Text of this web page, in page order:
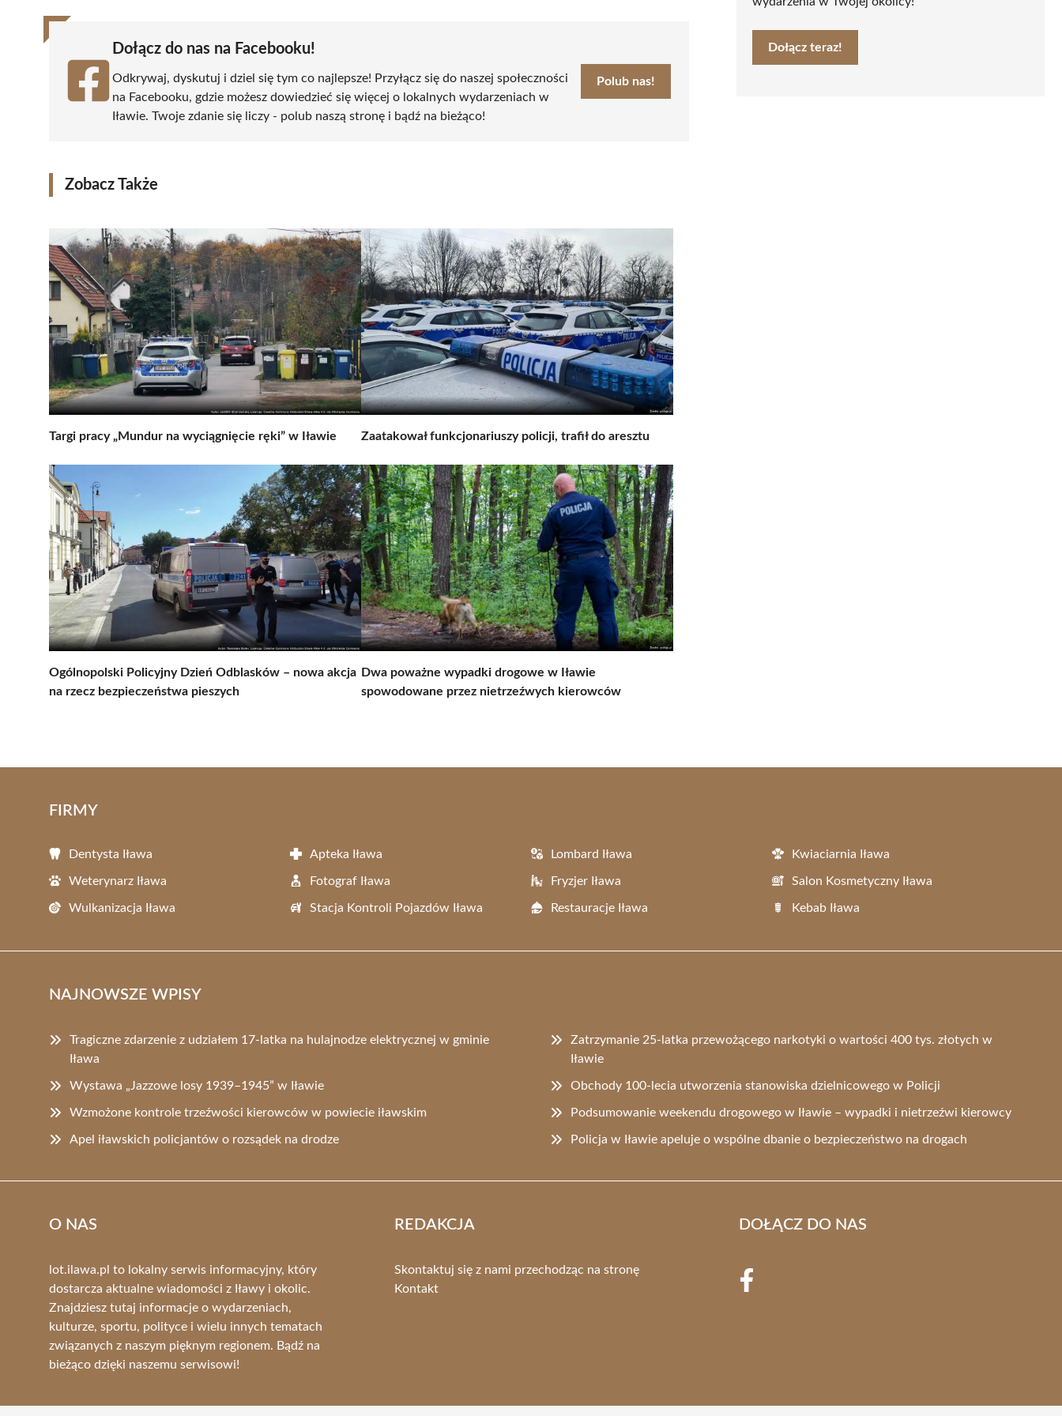
Dołącz do nas na Facebooku!
Odkrywaj, dyskutuj i dziel się tym co najlepsze! Przyłącz się do naszej społeczności
na Facebooku, gdzie możesz dowiedzieć się więcej o lokalnych wydarzeniach w
Iławie. Twoje zdanie się liczy - polub naszą stronę i bądź na bieżąco!
Polub nas!
Zobacz Także
Targi pracy „Mundur na wyciągnięcie ręki” w Iławie Zaatakował funkcjonariuszy policji, trafił do aresztu
Ogólnopolski Policyjny Dzień Odblasków – nowa akcja
na rzecz bezpieczeństwa pieszych
Dwa poważne wypadki drogowe w Iławie
spowodowane przez nietrzeźwych kierowców
Dołącz teraz!
FIRMY
Dentysta Iława Apteka Iława Lombard Iława Kwiaciarnia Iława
Weterynarz Iława Fotograf Iława Fryzjer Iława Salon Kosmetyczny Iława
Wulkanizacja Iława Stacja Kontroli Pojazdów Iława Restauracje Iława Kebab Iława
NAJNOWSZE WPISY
Tragiczne zdarzenie z udziałem 17-latka na hulajnodze elektrycznej w gminie
Iława
Zatrzymanie 25-latka przewożącego narkotyki o wartości 400 tys. złotych w
Iławie
Wystawa „Jazzowe losy 1939–1945” w Iławie Obchody 100-lecia utworzenia stanowiska dzielnicowego w Policji
Wzmożone kontrole trzeźwości kierowców w powiecie iławskim Podsumowanie weekendu drogowego w Iławie – wypadki i nietrzeźwi kierowcy
Apel iławskich policjantów o rozsądek na drodze Policja w Iławie apeluje o wspólne dbanie o bezpieczeństwo na drogach
O NAS
lot.ilawa.pl to lokalny serwis informacyjny, który
dostarcza aktualne wiadomości z Iławy i okolic.
Znajdziesz tutaj informacje o wydarzeniach,
kulturze, sportu, polityce i wielu innych tematach
związanych z naszym pięknym regionem. Bądź na
bieżąco dzięki naszemu serwisowi!
REDAKCJA
Skontaktuj się z nami przechodząc na stronę
Kontakt
DOŁĄCZ DO NAS